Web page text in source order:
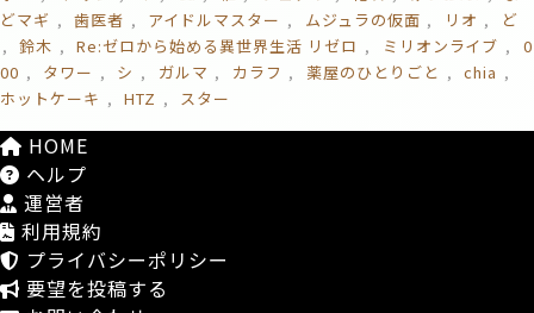
どマギ
歯医者 アイドルマスター ムジュラの仮面 リオ
ど
鈴木
Re:ゼロから始める異世界生活 リゼロ ミリオンライブ
0
00
タワー シ ガルマ カラフ 薬屋のひとりごと
chia
ホットケーキ
HTZ スター
HOME
ヘルプ
運営者
利用規約
プライバシーポリシー
要望を投稿する